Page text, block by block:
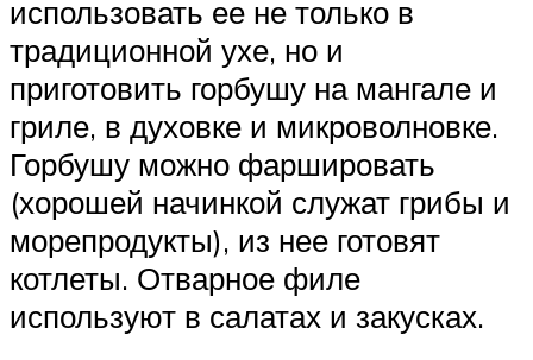
использовать ее не только в
традиционной ухе, но и
приготовить горбушу на мангале и
гриле, в духовке и микроволновке.
Горбушу можно фаршировать
(хорошей начинкой служат грибы и
морепродукты), из нее готовят
котлеты. Отварное филе
используют в салатах и закусках.